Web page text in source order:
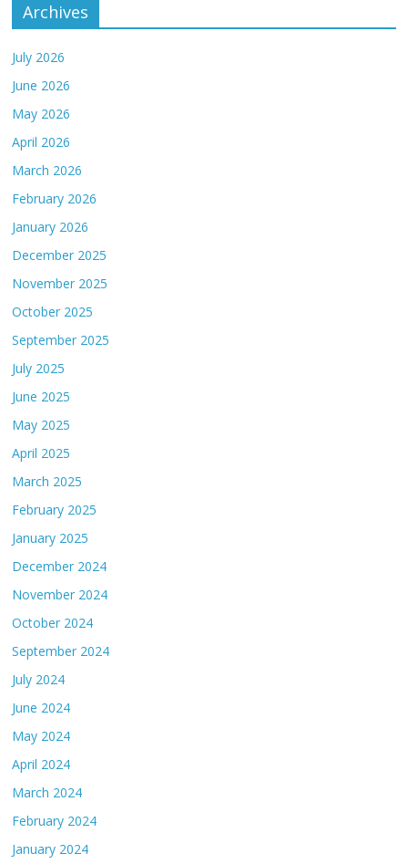
Archives
July 2026
June 2026
May 2026
April 2026
March 2026
February 2026
January 2026
December 2025
November 2025
October 2025
September 2025
July 2025
June 2025
May 2025
April 2025
March 2025
February 2025
January 2025
December 2024
November 2024
October 2024
September 2024
July 2024
June 2024
May 2024
April 2024
March 2024
February 2024
January 2024